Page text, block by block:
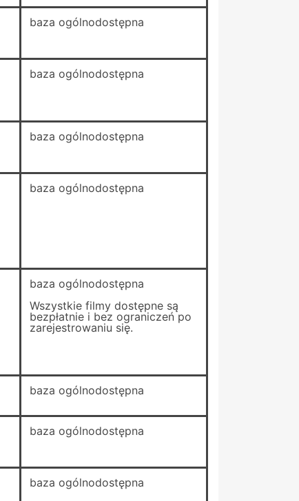
baza ogólnodostępna
baza ogólnodostępna
baza ogólnodostępna
baza ogólnodostępna
baza ogólnodostępna
Wszystkie filmy dostępne są
bezpłatnie i bez ograniczeń po
zarejestrowaniu się.
baza ogólnodostępna
baza ogólnodostępna
baza ogólnodostępna